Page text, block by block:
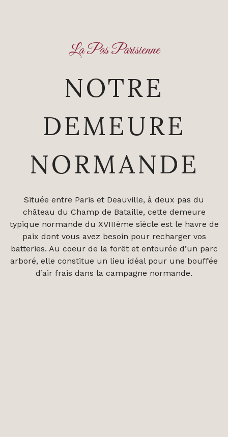
La Pas Parisienne
NOTRE
DEMEURE
NORMANDE
Située entre Paris et Deauville, à deux pas du
château du Champ de Bataille, cette demeure
typique normande du XVIIIème siècle est le havre de
paix dont vous avez besoin pour recharger vos
batteries. Au coeur de la forêt et entourée d’un parc
arboré, elle constitue un lieu idéal pour une bouffée
d’air frais dans la campagne normande.